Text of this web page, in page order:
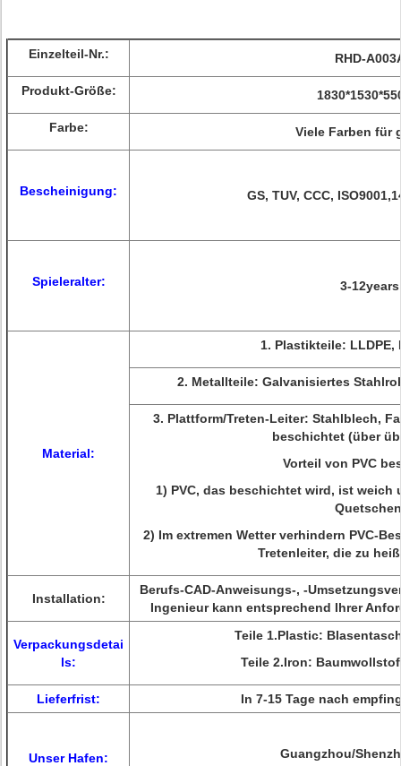
Einzelteil-Nr.: RHD-
Produkt-Größe:
Farbe: Viele Farben für
Bescheinigung: GS, TUV, CCC,
Spieleralter: 3-12years
Material:
1. Plastikteile: LLDPE,
2. Metallteile: Galvanisiertes
3. Plattform/Treten-Leiter: Stahlblech,
beschichtet (über
Vorteil von PVC
1) PVC, das beschichtet wird, ist
2) Im extremen Wetter verhindern PVC-
Tretenleiter, die zu
Installation:
Berufs-CAD-Anweisungs-, -
Ingenieur kann entsprechend Ihrer
Verpackungsdetai
ls:
Teile 1.Plastic:
Teile 2.Iron:
Lieferfrist: In 7-15 Tage nach
Unser Hafen: Guangzhou/